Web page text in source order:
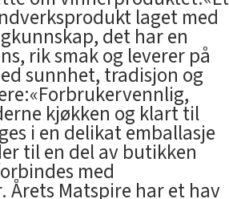
laget med
det har en
rik smak og leverer på
sunnhet, tradisjon og
kjøkken og klart til
i en delikat emballasje
til en del av butikken
med
Årets Matspire har et hav